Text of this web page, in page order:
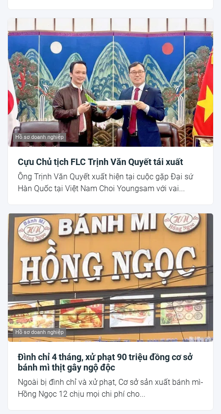
Hồ sơ doanh nghiệp
Cựu Chủ tịch FLC Trịnh Văn Quyết tái xuất
Ông Trịnh Văn Quyết xuất hiện tại cuộc gặp Đại sứ
Hàn Quốc tại Việt Nam Choi Youngsam với vai...
Hồ sơ doanh nghiệp
Đình chỉ 4 tháng, xử phạt 90 triệu đồng cơ sở
bánh mì thịt gây ngộ độc
Ngoài bị đình chỉ và xử phạt, Cơ sở sản xuất bánh mì-
Hồng Ngọc 12 chịu mọi chi phí cho...